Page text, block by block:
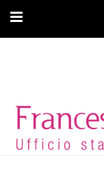
ARTICOLI
MODA ADATTIVA